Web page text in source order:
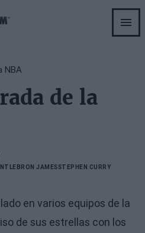
NBA
de la
LEBRON JAMESSTEPHEN CURRY
en varios equipos de la
de sus estrellas con los